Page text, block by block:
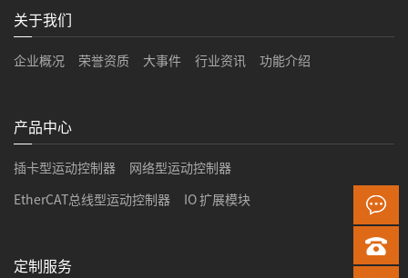
关于我们
企业概况 荣誉资质 大事件 行业资讯 功能介绍
产品中心
插卡型运动控制器
网络型运动控制器
EtherCAT总线型运动控制器
IO 扩展模块
定制服务